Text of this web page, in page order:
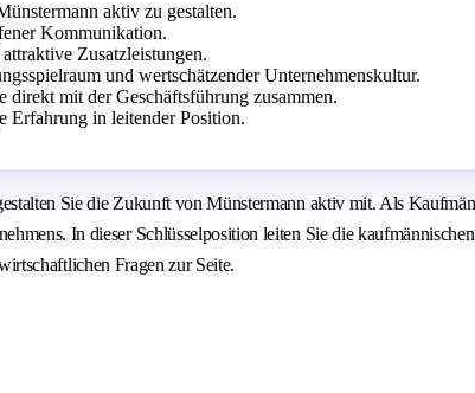
aktiv zu gestalten.
Kommunikation.
Zusatzleistungen.
und wertschätzender Unternehmenskultur.
direkt mit der Geschäftsführung zusammen.
Erfahrung in leitender Position.
Sie die Zukunft von Münstermann aktiv mit. Als
In dieser Schlüsselposition leiten Sie die
Fragen zur Seite.